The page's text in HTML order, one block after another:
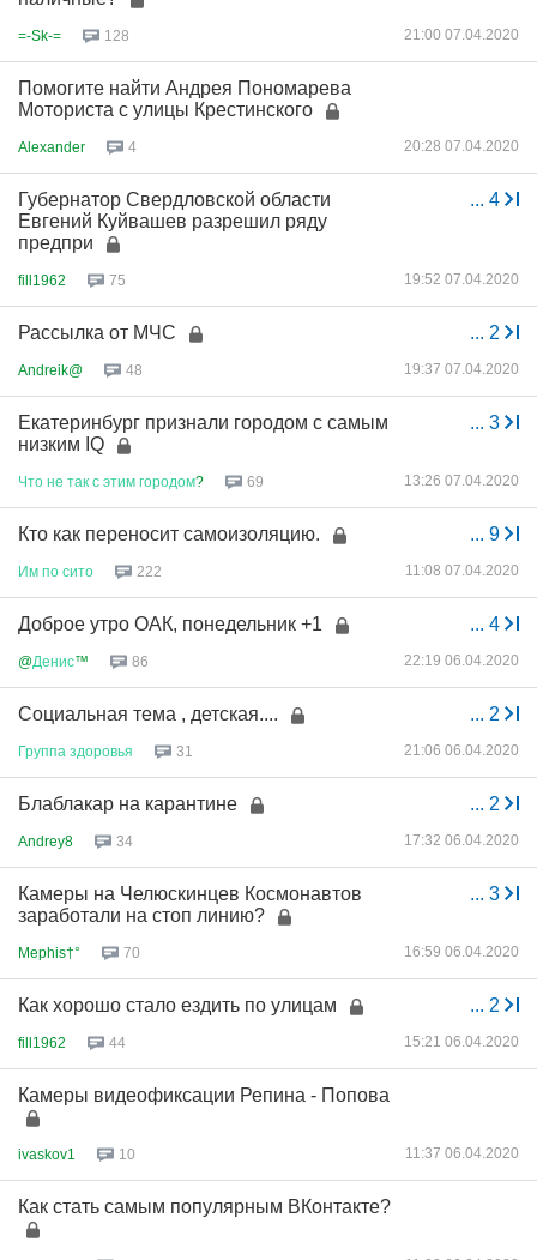
=-Sk-= 128 21:00 07.04.2020
Помогите найти Андрея Пономарева
Моториста с улицы Крестинского
Alexander 4 20:28 07.04.2020
... 4
Губернатор Свердловской области
Евгений Куйвашев разрешил ряду
предпри
fill1962 75 19:52 07.04.2020
... 2
Рассылка от МЧС
Andreik@ 48 19:37 07.04.2020
... 3
Екатеринбург признали городом с самым
низким IQ
Что не так с этим городом? 69 13:26 07.04.2020
... 9
Кто как переносит самоизоляцию.
Им по сито 222 11:08 07.04.2020
... 4
Доброе утро ОАК, понедельник +1
@Денис™ 86 22:19 06.04.2020
... 2
Социальная тема , детская....
Группа здоровья 31 21:06 06.04.2020
... 2
Блаблакар на карантине
Andrey8 34 17:32 06.04.2020
... 3
Камеры на Челюскинцев Космонавтов
заработали на стоп линию?
Mephis†° 70 16:59 06.04.2020
... 2
Как хорошо стало ездить по улицам
fill1962 44 15:21 06.04.2020
Камеры видеофиксации Репина - Попова
ivaskov1 10 11:37 06.04.2020
Как стать самым популярным ВКонтакте?